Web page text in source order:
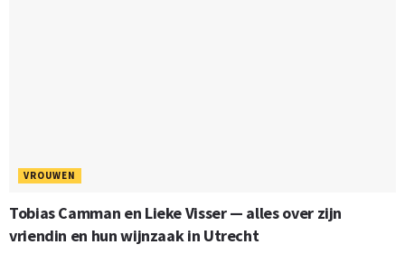
VROUWEN
Tobias Camman en Lieke Visser — alles over zijn
vriendin en hun wijnzaak in Utrecht